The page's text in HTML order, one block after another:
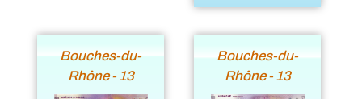
Bouches-du-
Rhône - 13
Bouches-du-
Rhône - 13